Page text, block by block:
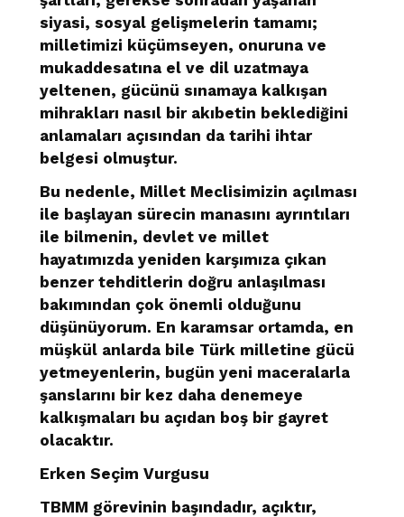
siyasi, sosyal gelişmelerin tamamı;
milletimizi küçümseyen, onuruna ve
mukaddesatına el ve dil uzatmaya
yeltenen, gücünü sınamaya kalkışan
mihrakları nasıl bir akıbetin beklediğini
anlamaları açısından da tarihi ihtar
belgesi olmuştur.
Bu nedenle, Millet Meclisimizin açılması
ile başlayan sürecin manasını ayrıntıları
ile bilmenin, devlet ve millet
hayatımızda yeniden karşımıza çıkan
benzer tehditlerin doğru anlaşılması
bakımından çok önemli olduğunu
düşünüyorum. En karamsar ortamda, en
müşkül anlarda bile Türk milletine gücü
yetmeyenlerin, bugün yeni maceralarla
şanslarını bir kez daha denemeye
kalkışmaları bu açıdan boş bir gayret
olacaktır.
Erken Seçim Vurgusu
TBMM görevinin başındadır, açıktır,